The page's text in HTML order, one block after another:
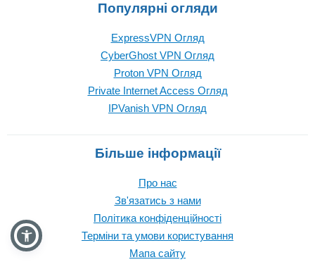
Популярні огляди
ExpressVPN Огляд
CyberGhost VPN Огляд
Proton VPN Огляд
Private Internet Access Огляд
IPVanish VPN Огляд
Більше інформації
Про нас
Зв'язатись з нами
Політика конфіденційності
Терміни та умови користування
Мапа сайту